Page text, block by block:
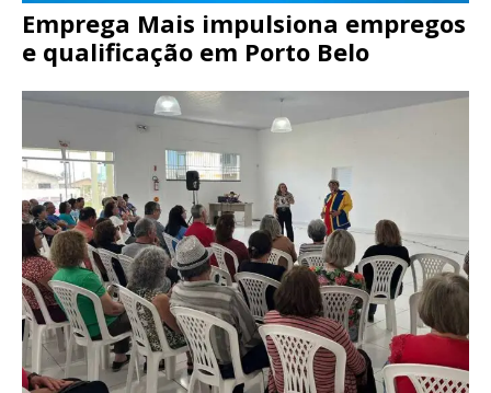
Emprega Mais impulsiona empregos
e qualificação em Porto Belo